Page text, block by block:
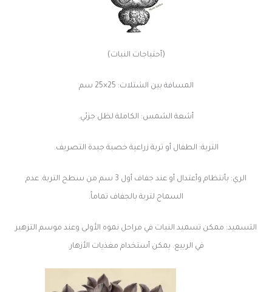
(أحتياجات النبات)
المسافة بين الشتلات: 25×25 سم
أشعة الشمس: الكاملة لظل جزئي.
التربة: الطفال أو تربة زراعية خصبة جيدة التصريف.
الري: بأنتظام وأعتدال أو عند جفاف أول 3 سم من سطح التربة. عدم
السماح لتربة بالجفاف تماماً.
التسميد: ممكن تسميد النبات في مراحل نموه الأولى وعند موسم التزهير
في الربيع. يمكن أستخدام مغذيات الأزهار.